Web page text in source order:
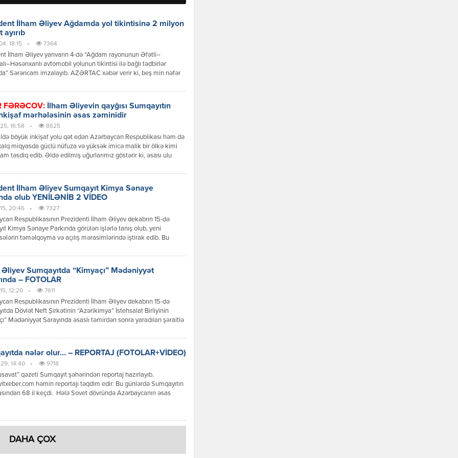
İlham Əliyev Ağdamda yol tikintisinə 2 milyon
ayırıb
18:15 • 7364
İlham Əliyev yanvarın 4-də “Ağdam rayonunun Əfətli–
avtomobil yolunun tikintisi ilə bağlı tədbirlər
Sərəncam imzalayıb. AZƏRTAC xəbər verir ki, beş min nəfər
avtomobil yolunun tikintisi məqsədi ilə dövlət büdcəsinin
vəsait qoyuluşu xərclərinin bölgüsündə avtomobil yollarının
yenidən qurulması üçün nəzərdə tutulmuş vəsaitin 2 milyon
FƏRƏCOV: İlham Əliyevin qayğısı Sumqayıtın
mərhələsinin əsas zəminidir
16:58 • 8625
böyük inkişaf yolu qət edən Azərbaycan Respublikası həm də
miqyasda güclü nüfuza və yüksək imicə malik bir ölkə kimi
təsdiq edib. Əldə edilmiş uğurlarımız göstərir ki, əsası ulu
İlham Əliyev tərəfindən uğurla davam etdirilir. Bu siyasətin
isə bütün […]
İlham Əliyev Sumqayıt Kimya Sənaye
olub YENİLƏNİB 2 VİDEO
20:46 • 7327
Respublikasının Prezidenti İlham Əliyev dekabrın 15-də
Kimya Sənaye Parkında görülən işlərlə tanış olub, yeni
təməlqoyma və açılış mərasimlərində iştirak edib. Bu
həyata keçirilib. Fərmana əsəsən Sumqayıt Kimya Sənaye
İqtisadiyyat Nazirliyinin tabeliyində parkın idarəedici təşkilatı
Kimya Sənaye […]
Sumqayıtda “Kimyaçı” Mədəniyyət
– FOTOLAR
12:20 • 7611
Respublikasının Prezidenti İlham Əliyev dekabrın 15-də
Dövlət Neft Şirkətinin “Azərikimya” İstehsalat Birliyinin
Mədəniyyət Sarayında əsaslı təmirdən sonra yaradılan şəraitlə
verilib. 2011-ci ildə Azərbaycan Respublikasının Prezidenti
Sumqayıt şəhərinə səfəri zamanı “Kimyaçı” Mədəniyyət
mövcud vəziyyəti, 2013-cü ildə isə Mədəniyyət Sarayında və
nələr olur… – REPORTAJ (FOTOLAR+VİDEO)
14:40 • 9718
qəzeti Sumqayıt şəhərindən reportaj hazırlayıb.
həmin reportajı təqdim edir: Bu günlərdə Sumqayıtın
68 il keçdi. Hələ Sovet dövründə Azərbaycanın əsas
bir sıra ənənəvi istehsal sahələrinin fəaliyyətinin
DAHA ÇOX